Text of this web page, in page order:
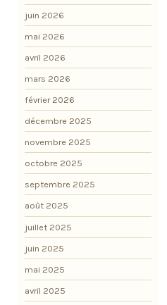
juin 2026
mai 2026
avril 2026
mars 2026
février 2026
décembre 2025
novembre 2025
octobre 2025
septembre 2025
août 2025
juillet 2025
juin 2025
mai 2025
avril 2025